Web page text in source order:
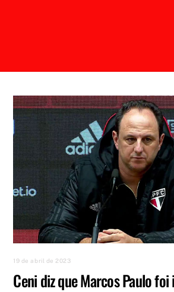
19 de abril de 2023
Ceni diz que Marcos Paulo